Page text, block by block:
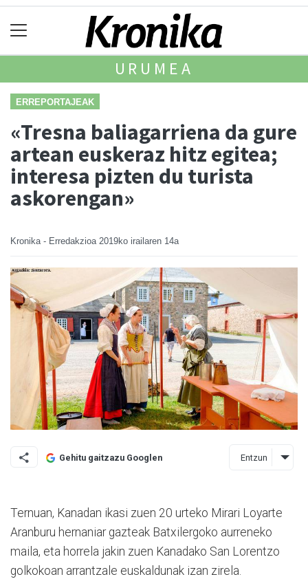
URUMEA
ERREPORTAJEAK
«Tresna baliagarriena da gure
artean euskeraz hitz egitea;
interesa pizten du turista
askorengan»
Kronika - Erredakzioa 2019ko irailaren 14a
Gehitu gaitzazu Googlen Entzun
Ternuan, Kanadan ikasi zuen 20 urteko Mirari Loyarte
Aran­buru hernaniar gazteak Batxi­ler­goko aurreneko
maila, eta ho­rrela jakin zuen Ka­na­dako San Loren­tzo
golkokoan arran­tzale euskaldunak izan zirela.